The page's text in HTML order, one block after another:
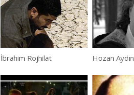
İbrahim Rojhilat Hozan Aydın